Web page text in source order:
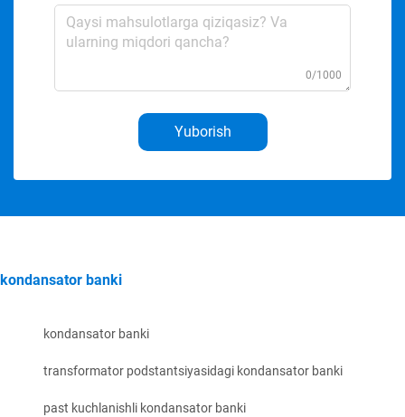
0/1000
Yuborish
kondansator banki
kondansator banki
transformator podstantsiyasidagi kondansator banki
past kuchlanishli kondansator banki